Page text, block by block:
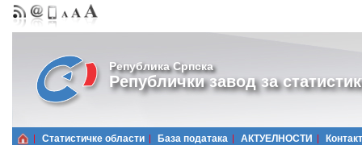
Република Српска
Републички завод за
Статистичке области Базa података АКТУЕЛНОСТИ Контакт